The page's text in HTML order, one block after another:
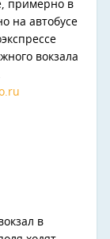
примерно в
на автобусе
вокзала
в